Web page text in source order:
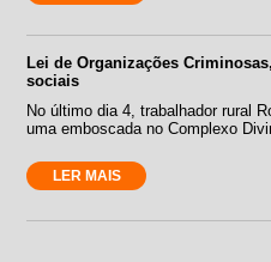
Lei de Organizações
sociais
No último dia 4, trabalhador rural
uma emboscada no Complexo
LER MAIS